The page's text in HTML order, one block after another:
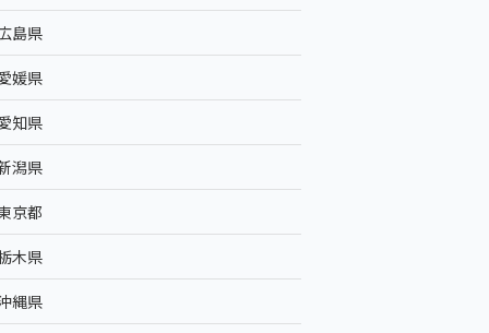
島県
媛県
知県
潟県
京都
木県
縄県